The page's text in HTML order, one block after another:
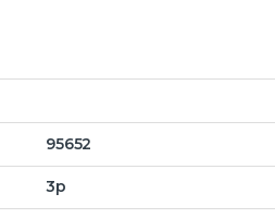
95652
3p